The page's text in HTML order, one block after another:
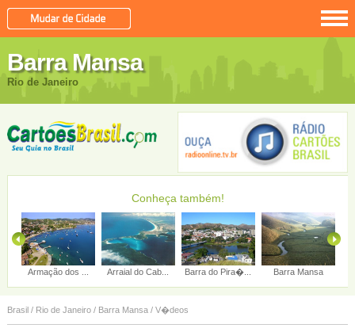
Barra Mansa
Rio de Janeiro
Conheça também!
Mansa Belford Roxo Angra dos Reis... Aperibé
Brasil/ Rio de Janeiro/ Barra Mansa/ V�deos